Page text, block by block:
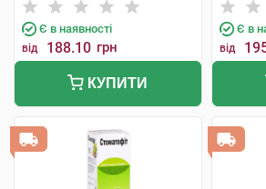
Є в наявності
від 188.10 грн
КУПИТИ
Є в
від